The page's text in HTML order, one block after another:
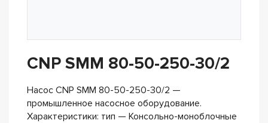
CNP SMM 80-50-250-30/2
Насос CNP SMM 80-50-250-30/2 —
промышленное насосное оборудование.
Характеристики: тип — Консольно-моноблочные